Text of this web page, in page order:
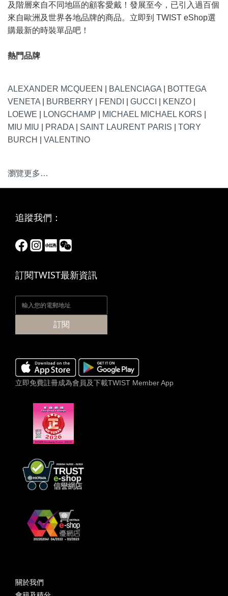
及階層來自不同地區的顧客愛戴！發展至今，已引入過百個
來自歐洲及世界各地品牌的商品。立即到 TWIST eShop選
購最新的時裝單品吧！
熱門品牌
ALEXANDER MCQUEEN BALENCIAGA
BOTTEGA
VENETA
BURBERRY FENDI GUCCI KENZO
LOEWE
LONGCHAMP MICHAEL MICHAEL KORS
MIU MIU
PRADA SAINT LAURENT PARIS
TORY
BURCH
VALENTINO
瀏覽更多…
追蹤我們：
訂閱TWIST最新資訊
訂閱
立即免費註冊成為會員及下載TWIST Member App
關於我們